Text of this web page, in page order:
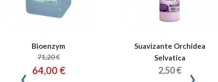
Bioenzym
71,20 €
64,00 €
Suavizante Orchidea
Selvatica
2,50 €